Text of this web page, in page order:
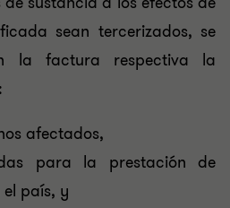
sean tercerizados, se
la factura respectiva la
afectados,
para la prestación de
el país, y